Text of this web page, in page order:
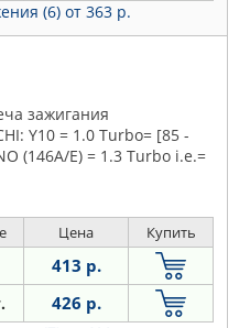
(6) от 363 р.
зажигания
Y10 = 1.0 Turbo= [85 -
(146A/E) = 1.3 Turbo i.e.=
Цена Купить
413 р.
426 р.